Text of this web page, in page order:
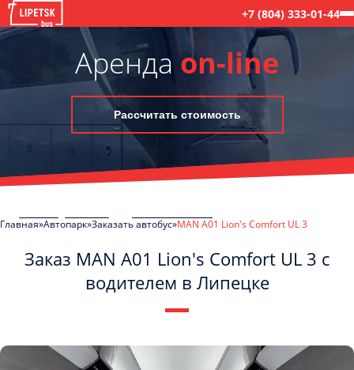
+7 (804) 333-01-44
Аренда on-line
Рассчитать стоимость
Главная Автопарк Заказать автобус MAN A01 Lion's Comfort UL 3
Заказ MAN A01 Lion's Comfort UL 3 с
водителем в Липецке
Политикой конфиденциальности
ознакомлен(а), даю согласие на